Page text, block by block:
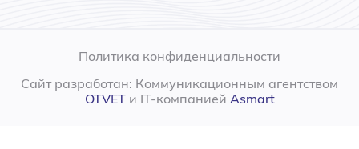
Политика конфиденциальности
Сайт разработан: Коммуникационным агентством
OTVETи IT-компанией Asmart